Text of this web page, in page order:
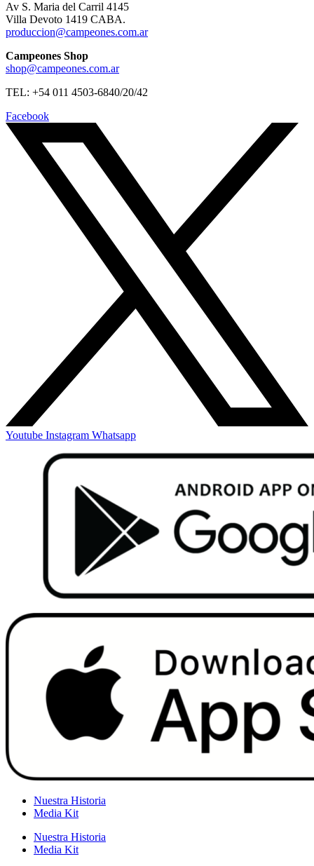
Av S. Maria del Carril 4145
Villa Devoto 1419 CABA.
produccion@campeones.com.ar
Campeones Shop
shop@campeones.com.ar
TEL: +54 011 4503-6840/20/42
Facebook
Youtube Instagram Whatsapp
Nuestra Historia
Media Kit
Nuestra Historia
Media Kit